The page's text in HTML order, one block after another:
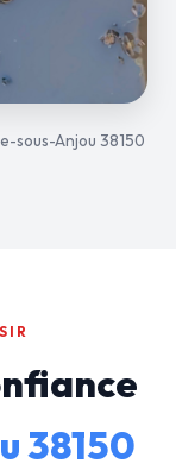
sous-Anjou 38150
38150